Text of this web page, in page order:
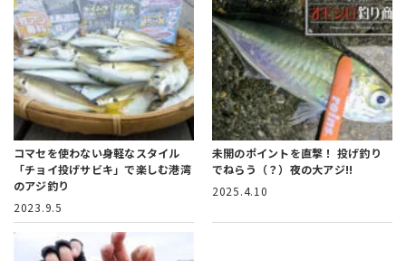
コマセを使わない身軽なスタイル
「チョイ投げサビキ」で楽しむ港湾
のアジ釣り
2023.9.5
未開のポイントを直撃！ 投げ釣り
でねらう（？）夜の大アジ!!
2025.4.10